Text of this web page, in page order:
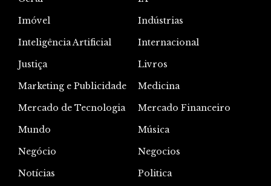
Imóvel
Indústrias
Inteligência Artificial
Internacional
Justiça
Livros
Marketing e Publicidade
Medicina
Mercado de Tecnologia
Mercado Financeiro
Mundo
Música
Negócio
Negocios
Notícias
Politica